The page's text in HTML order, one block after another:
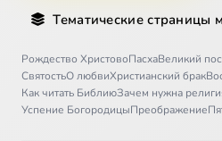
Тематические страницы
Рождество ХристовоПасхаВеликий
СвятостьО любвиХристианский брак
Как читать БиблиюЗачем нужна
Успение БогородицыПреображение